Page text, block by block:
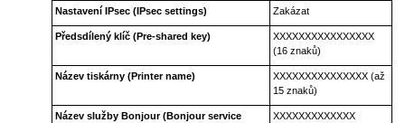
Nastavení IPsec (IPsec settings) Zakázat
Předsdílený klíč (Pre-shared key)
XXXXXXXXXXXXXXXX
(16 znaků)
Název tiskárny (Printer name)
XXXXXXXXXXXXXXX (až
15 znaků)
Název služby Bonjour (Bonjour service
XXXXXXXXXXXXX